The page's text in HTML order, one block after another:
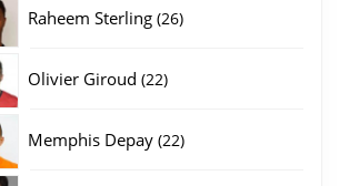
Raheem Sterling 2626
Olivier Giroud 2222
Memphis Depay 2222